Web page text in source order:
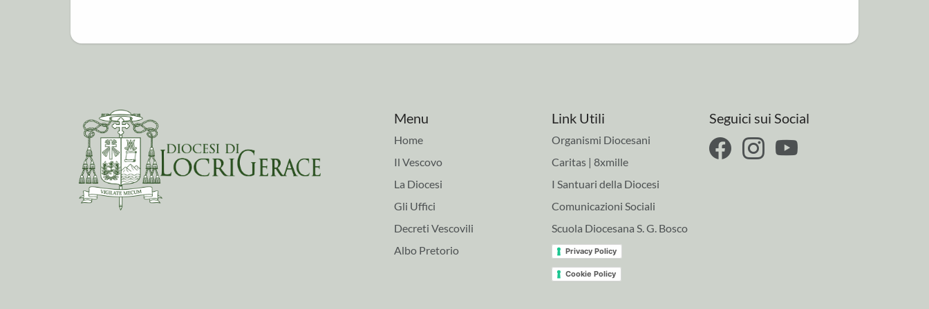
Menu
Home
Il Vescovo
La Diocesi
Gli Uffici
Decreti Vescovili
Albo Pretorio
Link Utili
Organismi Diocesani
Caritas | 8xmille
I Santuari della Diocesi
Comunicazioni Sociali
Scuola Diocesana S. G. Bosco
Privacy Policy
Cookie Policy
Seguici sui Social